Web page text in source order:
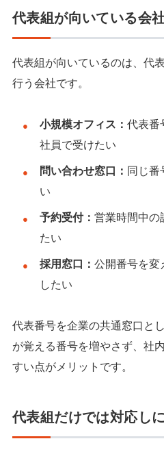
代表組が向いている会
代表組が向いているのは、代
行う会社です。
小規模オフィス： 代表番
社員で受けたい
問い合わせ窓口： 同じ番
い
予約受付： 営業時間中の
たい
採用窓口： 公開番号を変
したい
代表番号を企業の共通窓口と
が覚える番号を増やさず、社
すい点がメリットです。
代表組だけでは対応し